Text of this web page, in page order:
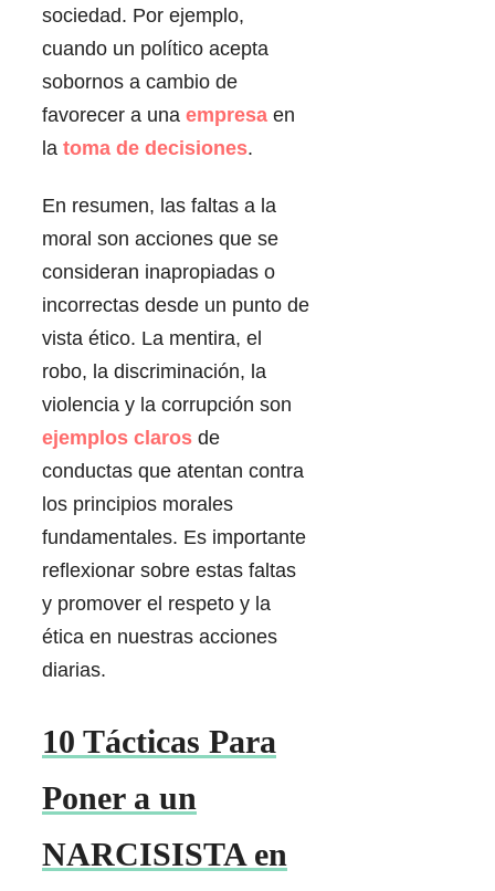
sociedad. Por ejemplo,
cuando un político acepta
sobornos a cambio de
favorecer a una empresa en
la toma de decisiones.
En resumen, las faltas a la
moral son acciones que se
consideran inapropiadas o
incorrectas desde un punto de
vista ético. La mentira, el
robo, la discriminación, la
violencia y la corrupción son
ejemplos claros de
conductas que atentan contra
los principios morales
fundamentales. Es importante
reflexionar sobre estas faltas
y promover el respeto y la
ética en nuestras acciones
diarias.
10 Tácticas Para
Poner a un
NARCISISTA en